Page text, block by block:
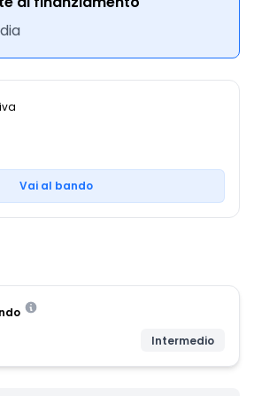
Vai al bando
Intermedio